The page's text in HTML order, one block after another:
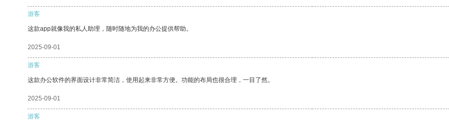
游客
这款app就像我的私人助理，随时随地为我的办公提供帮助。
2025-09-01
游客
这款办公软件的界面设计非常简洁，使用起来非常方便。功能的布局也很合理，一目了然。
2025-09-01
游客